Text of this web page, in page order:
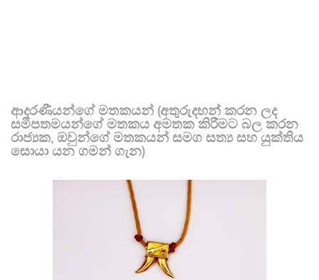
ආදරණීයන්ගේ මතකයන් (අතුරුදහන් කරන ලද
සමීපතමයන්ගේ මතකය අමතක කිරීමට බල කරන
රාජ්‍යක, ඔවුන්ගේ මතකයන් සමග සත්‍ය සහ යුක්තිය
සොයා යන ගමන් ගැන)